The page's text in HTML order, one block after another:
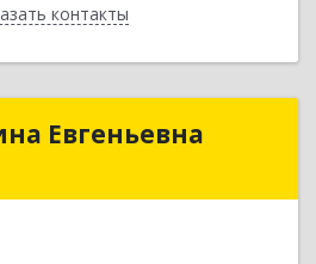
контакты
Назад
Евгеньевна
Дина Евгеньевна